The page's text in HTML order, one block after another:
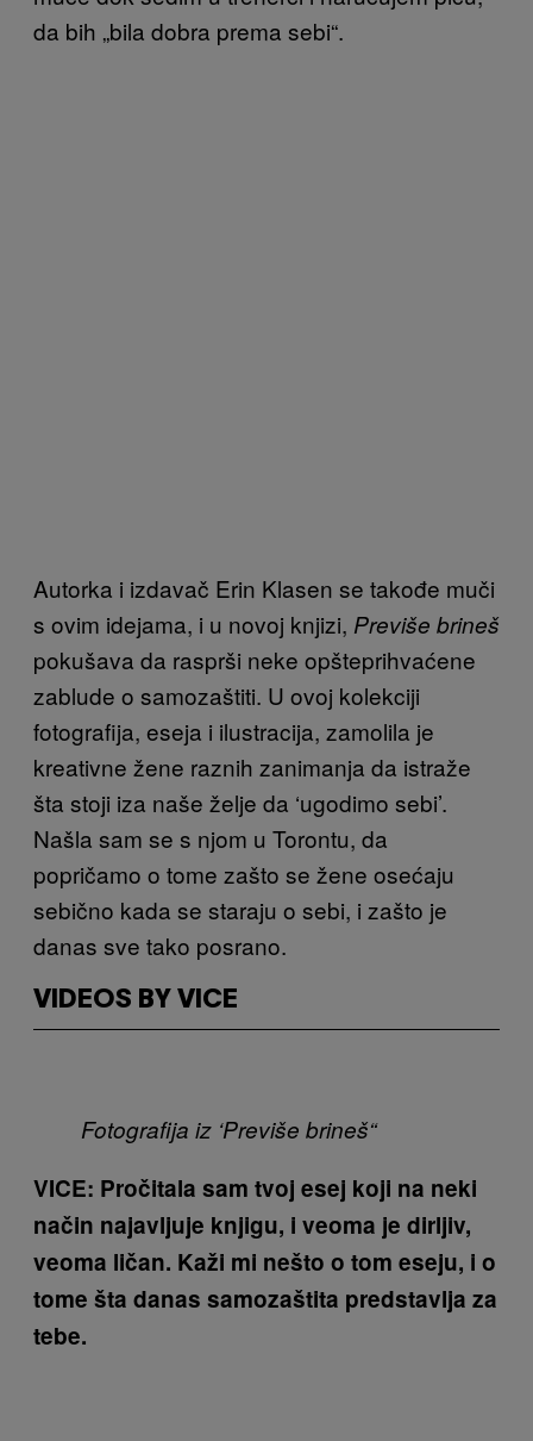
da bih „bila dobra prema sebi“.
Autorka i izdavač Erin Klasen se takođe muči
s ovim idejama, i u novoj knjizi, Previše brineš
pokušava da rasprši neke opšteprihvaćene
zablude o samozaštiti. U ovoj kolekciji
fotografija, eseja i ilustracija, zamolila je
kreativne žene raznih zanimanja da istraže
šta stoji iza naše želje da ‘ugodimo sebi’.
Našla sam se s njom u Torontu, da
popričamo o tome zašto se žene osećaju
sebično kada se staraju o sebi, i zašto je
danas sve tako posrano.
VIDEOS BY VICE
Fotografija iz ‘Previše brineš“
VICE: Pročitala sam tvoj esej koji na neki
način najavljuje knjigu, i veoma je dirljiv,
veoma ličan. Kaži mi nešto o tom eseju, i o
tome šta danas samozaštita predstavlja za
tebe.